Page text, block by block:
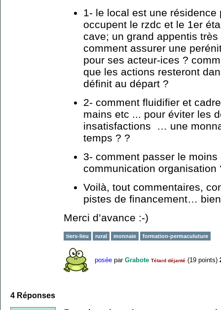
1- le local est une
occupent le rzdc et le 1er
cave; un grand appentis
comment assurer une
pour ses acteur-ices ?
que les actions resteront
définit au départ ?
2- comment fluidifier et
mains etc ... pour éviter les
insatisfactions … une
temps ? ?
3- comment passer le
communication organisation
Voilà, tout commentaires,
pistes de financement…
Merci d’avance :-)
tiers-lieu rural monnaie formation-permaculuture
posée par Grabote Tétard déjanté (19 points)
4 Réponses